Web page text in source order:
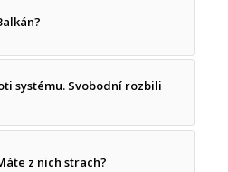
systému. Svobodní rozbili
z nich strach?